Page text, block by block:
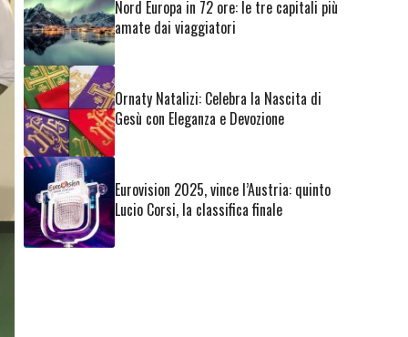
Nord Europa in 72 ore: le tre capitali più
amate dai viaggiatori
Ornaty Natalizi: Celebra la Nascita di
Gesù con Eleganza e Devozione
Eurovision 2025, vince l’Austria: quinto
Lucio Corsi, la classifica finale